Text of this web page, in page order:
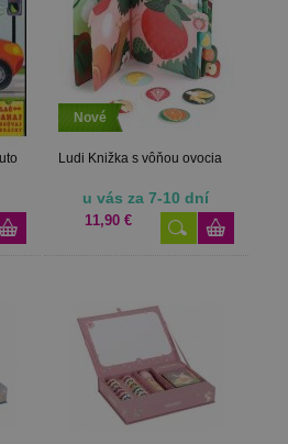
Nové
Ludi Knižka s vôňou ovocia
u vás za 7-10 dní
11,90 €